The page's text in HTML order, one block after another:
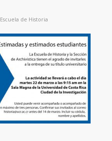
Escuela de Historia